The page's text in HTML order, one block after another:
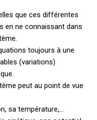
que ces différentes
en ne connaissant dans
toujours à une
(variations)
peut au point de vue
sa température,...